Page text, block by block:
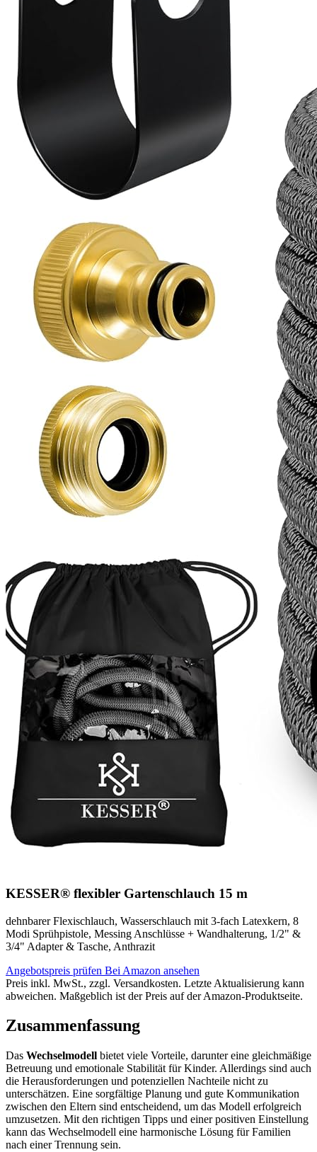
KESSER® flexibler Gartenschlauch 15 m
dehnbarer Flexischlauch, Wasserschlauch mit 3-fach Latexkern, 8
Modi Sprühpistole, Messing Anschlüsse + Wandhalterung, 1/2" &
3/4" Adapter & Tasche, Anthrazit
Angebotspreis prüfen Bei Amazon ansehen
Preis inkl. MwSt., zzgl. Versandkosten. Letzte Aktualisierung kann
abweichen. Maßgeblich ist der Preis auf der Amazon-Produktseite.
Zusammenfassung
Das Wechselmodell bietet viele Vorteile, darunter eine gleichmäßige
Betreuung und emotionale Stabilität für Kinder. Allerdings sind auch
die Herausforderungen und potenziellen Nachteile nicht zu
unterschätzen. Eine sorgfältige Planung und gute Kommunikation
zwischen den Eltern sind entscheidend, um das Modell erfolgreich
umzusetzen. Mit den richtigen Tipps und einer positiven Einstellung
kann das Wechselmodell eine harmonische Lösung für Familien
nach einer Trennung sein.